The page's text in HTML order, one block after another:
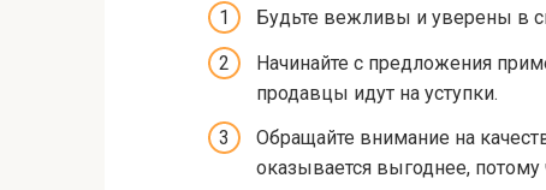
Будьте вежливы и уверены в
Начинайте с предложения
продавцы идут на уступки.
Обращайте внимание на
оказывается выгоднее,